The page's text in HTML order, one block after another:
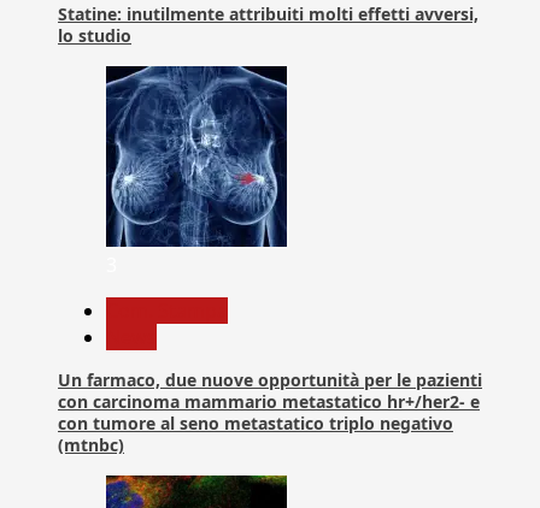
Statine: inutilmente attribuiti molti effetti avversi,
lo studio
Un farmaco, due nuove opportunità per le pazienti
con carcinoma mammario metastatico hr+/her2- e
con tumore al seno metastatico triplo negativo
(mtnbc)